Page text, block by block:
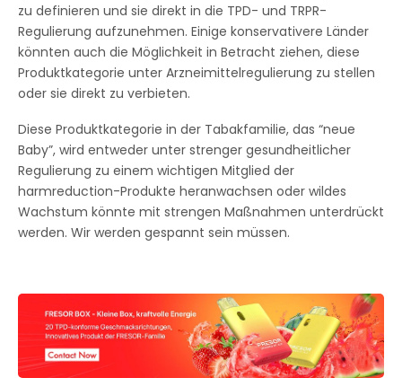
zu definieren und sie direkt in die TPD- und TRPR-
Regulierung aufzunehmen. Einige konservativere Länder
könnten auch die Möglichkeit in Betracht ziehen, diese
Produktkategorie unter Arzneimittelregulierung zu stellen
oder sie direkt zu verbieten.
Diese Produktkategorie in der Tabakfamilie, das “neue
Baby”, wird entweder unter strenger gesundheitlicher
Regulierung zu einem wichtigen Mitglied der
harmreduction-Produkte heranwachsen oder wildes
Wachstum könnte mit strengen Maßnahmen unterdrückt
werden. Wir werden gespannt sein müssen.